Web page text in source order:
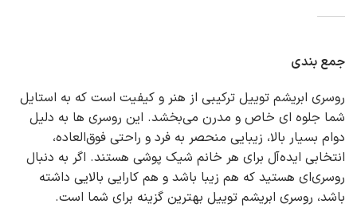
جمع بندی
روسری ابریشم توییل ترکیبی از هنر و کیفیت است که به استایل
شما جلوه‌ ای خاص و مدرن می‌بخشد. این روسری‌ ها به دلیل
دوام بسیار بالا، زیبایی منحصر‌ به‌ فرد و راحتی فوق‌العاده،
انتخابی ایده‌آل برای هر خانم شیک‌ پوشی هستند. اگر به دنبال
روسری‌ای هستید که هم زیبا باشد و هم کارایی بالایی داشته
باشد، روسری ابریشم توییل بهترین گزینه برای شما است.